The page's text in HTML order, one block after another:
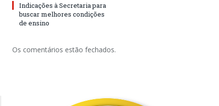
Indicações à Secretaria para
buscar melhores condições
de ensino
Os comentários estão fechados.